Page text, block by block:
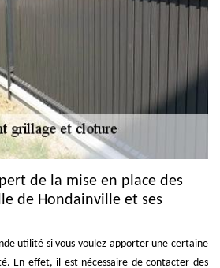
de la mise en place des
de Hondainville et ses
utilité si vous voulez apporter une certaine
En effet, il est nécessaire de contacter des